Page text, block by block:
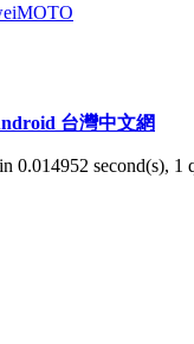
MOTO
台灣中文網
0.014952 second(s),